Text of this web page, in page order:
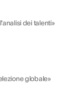
dei talenti»
globale»